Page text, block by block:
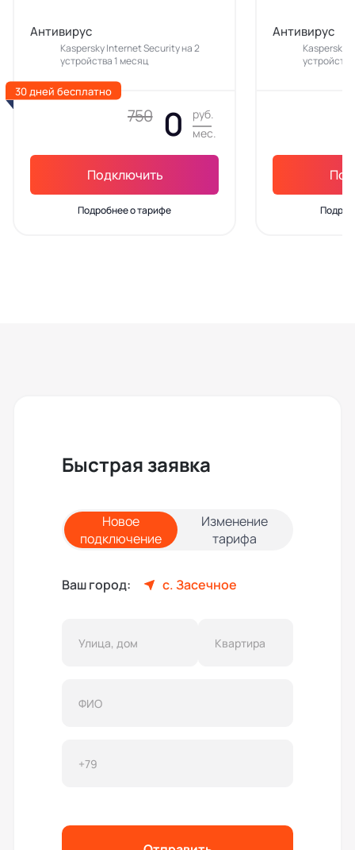
Антивирус
Kaspersky Internet Security на 2
устройства 1 месяц
750 0
руб.
мес.
Подключить
Подробнее о тарифе
30 дней бесплатно
Антивирус
Kaspersky
Быстрая заявка
Новое
подключение
Изменение
тарифа
Ваш город: с. Засечное